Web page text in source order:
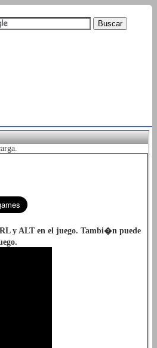
y ALT en el juego. Tambi�n puede